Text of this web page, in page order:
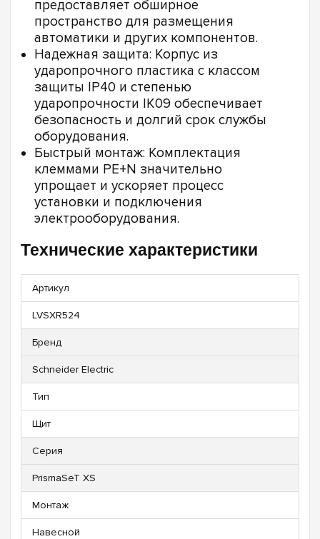
предоставляет обширное
пространство для размещения
автоматики и других компонентов.
Надежная защита: Корпус из
ударопрочного пластика с классом
защиты IP40 и степенью
ударопрочности IK09 обеспечивает
безопасность и долгий срок службы
оборудования.
Быстрый монтаж: Комплектация
клеммами PE+N значительно
упрощает и ускоряет процесс
установки и подключения
электрооборудования.
Технические характеристики
Артикул
LVSXR524
Бренд
Schneider Electric
Тип
Щит
Серия
PrismaSeT XS
Монтаж
Навесной